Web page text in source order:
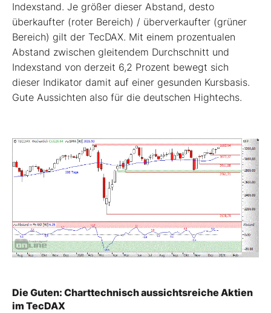
Indexstand. Je größer dieser Abstand, desto
überkaufter (roter Bereich) / überverkaufter (grüner
Bereich) gilt der TecDAX. Mit einem prozentualen
Abstand zwischen gleitendem Durchschnitt und
Indexstand von derzeit 6,2 Prozent bewegt sich
dieser Indikator damit auf einer gesunden Kursbasis.
Gute Aussichten also für die deutschen Hightechs.
Die Guten: Charttechnisch aussichtsreiche Aktien
im TecDAX